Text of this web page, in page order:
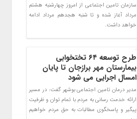
سازمان تامین اجتماعی از امروز چهارشنبه هشتم
مرداد آغاز شده و تا شنبه هجدهم مرداد ادامه
خواهد داشت.
طرح توسعه ۶۴ تختخوابی
بیمارستان مهر برازجان تا پایان
امسال اجرایی می شود
مدیر درمان تامین اجتماعی بوشهر گفت: در مسیر
ارائه خدمت رسانی به مردم با تمام توان و ظرفیت
پیگیر و پاسخگوی مطالبات به حق مردم خواهیم